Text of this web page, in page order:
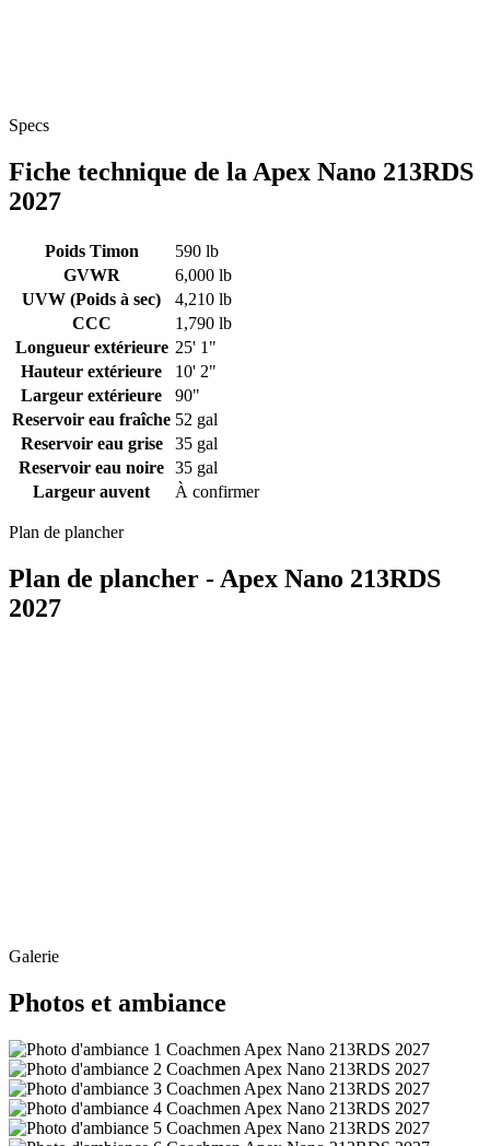
Specs
Fiche technique de la Apex Nano 213RDS
2027
Poids Timon
590 lb
GVWR
6,000 lb
UVW (Poids à sec)
4,210 lb
CCC
1,790 lb
Longueur extérieure 25' 1"
Hauteur extérieure
10' 2"
Largeur extérieure
90"
Reservoir eau fraîche 52 gal
Reservoir eau grise
35 gal
Reservoir eau noire 35 gal
Largeur auvent
À confirmer
Plan de plancher
Plan de plancher - Apex Nano 213RDS
2027
Galerie
Photos et ambiance